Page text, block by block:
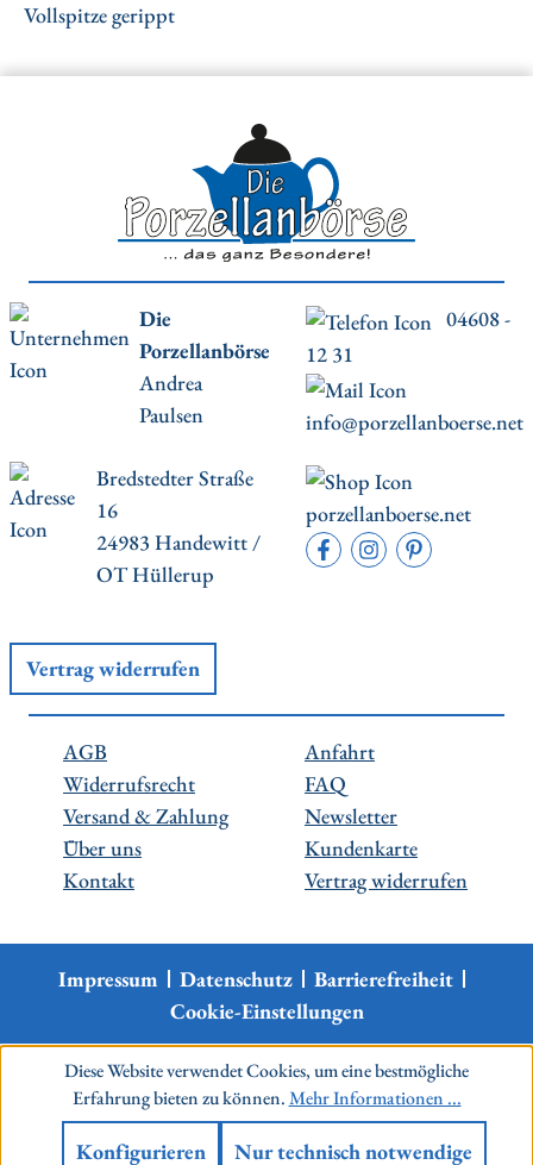
Vollspitze gerippt
Die
Porzellanbörse
Andrea
Paulsen
04608 -
12 31
info@porzellanboerse.net
Bredstedter Straße
16
24983 Handewitt /
OT Hüllerup
porzellanboerse.net
Vertrag widerrufen
AGB
Widerrufsrecht
Versand & Zahlung
Über uns
Kontakt
Anfahrt
FAQ
Newsletter
Kundenkarte
Vertrag widerrufen
Impressum Datenschutz
Barrierefreiheit
Cookie-Einstellungen
Diese Website verwendet Cookies, um eine bestmögliche
Erfahrung bieten zu können.Mehr Informationen ...
Nur technisch notwendige
Konfigurieren